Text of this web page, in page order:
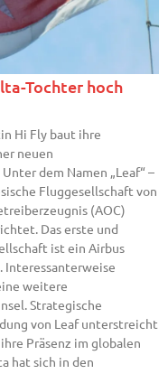
Tochter hoch
Hi Fly baut ihre
neuen
dem Namen „Leaf“ –
Fluggesellschaft von
(AOC)
Das erste und
ist ein Airbus
Interessanterweise
weitere
Strategische
von Leaf unterstreicht
Präsenz im globalen
hat sich in den